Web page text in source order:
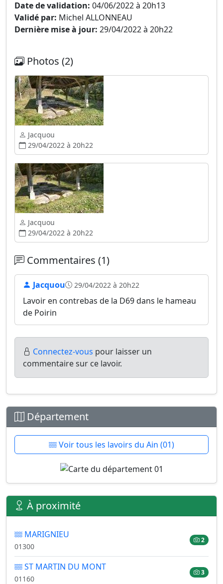
Date de validation: 04/06/2022 à 20h13
Validé par: Michel ALLONNEAU
Dernière mise à jour: 29/04/2022 à 20h22
Photos (2)
Jacquou
29/04/2022 à 20h22
Jacquou
29/04/2022 à 20h22
Commentaires (1)
Jacquou 29/04/2022 à 20h22
Lavoir en contrebas de la D69 dans le hameau
de Poirin
Connectez-vous pour laisser un
commentaire sur ce lavoir.
Département
Voir tous les lavoirs du Ain (01)
À proximité
MARIGNIEU
01300
2
ST MARTIN DU MONT
01160
3